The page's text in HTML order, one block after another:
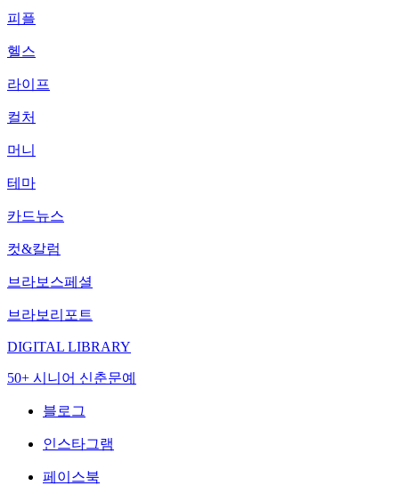
피플
헬스
라이프
컬처
머니
테마
카드뉴스
컷&칼럼
브라보스페셜
브라보리포트
DIGITAL LIBRARY
50+ 시니어 신춘문예
블로그
인스타그램
페이스북